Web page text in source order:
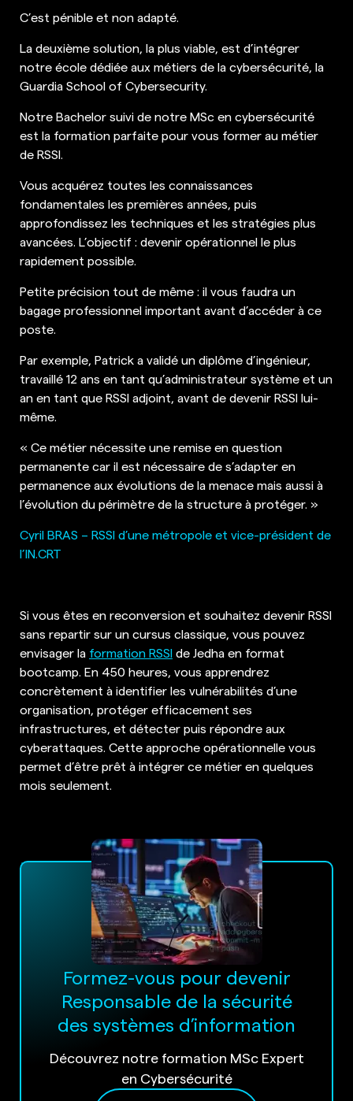
C’est pénible et non adapté.
La deuxième solution, la plus viable, est d’intégrer
notre école dédiée aux métiers de la cybersécurité, la
Guardia School of Cybersecurity.
Notre Bachelor suivi de notre MSc en cybersécurité
est la formation parfaite pour vous former au métier
de RSSI.
Vous acquérez toutes les connaissances
fondamentales les premières années, puis
approfondissez les techniques et les stratégies plus
avancées. L’objectif : devenir opérationnel le plus
rapidement possible.
Petite précision tout de même : il vous faudra un
bagage professionnel important avant d’accéder à ce
poste.
Par exemple, Patrick a validé un diplôme d’ingénieur,
travaillé 12 ans en tant qu’administrateur système et un
an en tant que RSSI adjoint, avant de devenir RSSI lui-
même.
« Ce métier nécessite une remise en question
permanente car il est nécessaire de s’adapter en
permanence aux évolutions de la menace mais aussi à
l’évolution du périmètre de la structure à protéger. »
Cyril BRAS – RSSI d’une métropole et vice-président de
l’IN.CRT
Si vous êtes en reconversion et souhaitez devenir RSSI
sans repartir sur un cursus classique, vous pouvez
envisager la formation RSSI de Jedha en format
bootcamp. En 450 heures, vous apprendrez
concrètement à identifier les vulnérabilités d’une
organisation, protéger efficacement ses
infrastructures, et détecter puis répondre aux
cyberattaques. Cette approche opérationnelle vous
permet d’être prêt à intégrer ce métier en quelques
mois seulement.
Formez-vous pour devenir
Responsable de la sécurité
des systèmes d’information
Découvrez notre formation MSc Expert
en Cybersécurité